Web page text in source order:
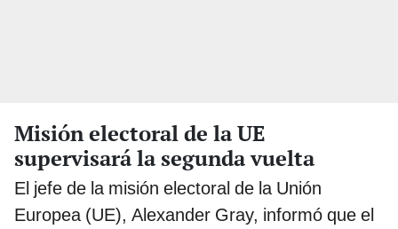
Misión electoral de la UE
supervisará la segunda vuelta
El jefe de la misión electoral de la Unión
Europea (UE), Alexander Gray, informó que el